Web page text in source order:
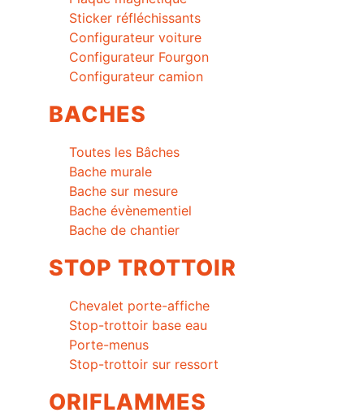
Sticker réfléchissants
Configurateur voiture
Configurateur Fourgon
Configurateur camion
BACHES
Toutes les Bâches
Bache murale
Bache sur mesure
Bache évènementiel
Bache de chantier
STOP TROTTOIR
Chevalet porte-affiche
Stop-trottoir base eau
Porte-menus
Stop-trottoir sur ressort
ORIFLAMMES